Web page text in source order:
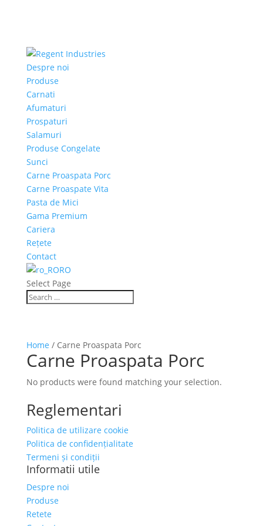
Despre noi
Produse
Carnati
Afumaturi
Prospaturi
Salamuri
Produse Congelate
Sunci
Carne Proaspata Porc
Carne Proaspate Vita
Pasta de Mici
Gama Premium
Cariera
Rețete
Contact
RO
Select Page
Home / Carne Proaspata Porc
Carne Proaspata Porc
No products were found matching your selection.
Reglementari
Politica de utilizare cookie
Politica de confidențialitate
Termeni și condiții
Informatii utile
Despre noi
Produse
Retete